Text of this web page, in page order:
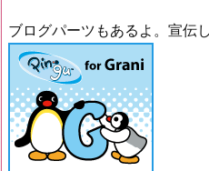
ブログパーツもあるよ。宣伝